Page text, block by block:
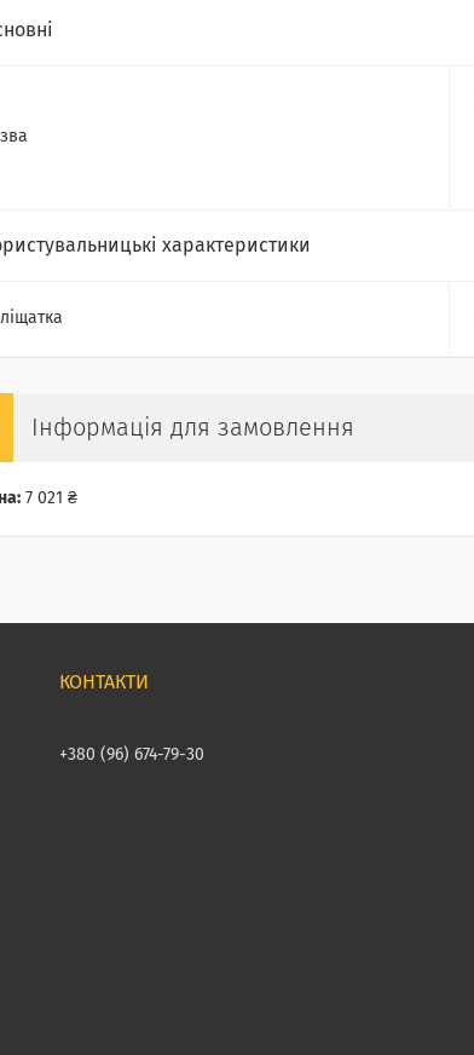
характеристики
Інформація для замовлення
7 021 ₴
+380 (96) 674-79-30